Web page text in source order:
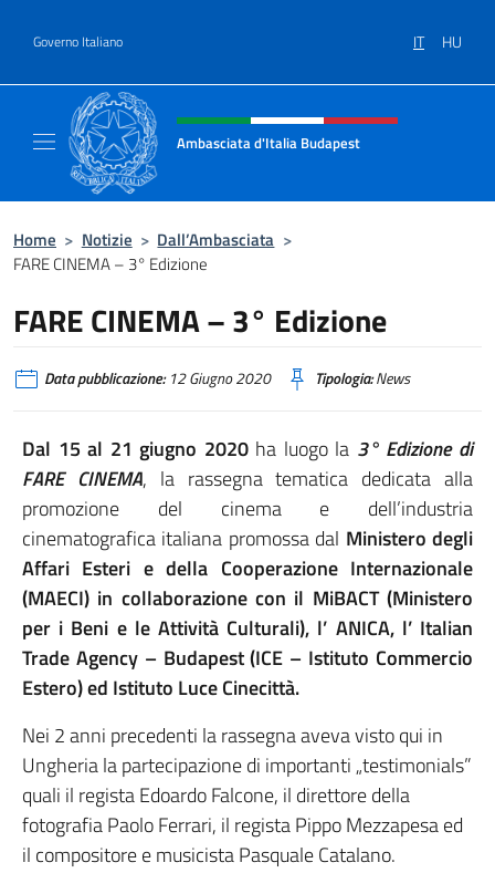
Governo Italiano IT HU
Intestazione sito, social e menù
Ambasciata d'Italia Budapest
Home > Notizie > Dall’Ambasciata >
FARE CINEMA – 3° Edizione
FARE CINEMA – 3° Edizione
Data pubblicazione:12 Giugno 2020 Tipologia:News
Dal 15 al 21 giugno 2020ha luogo la 3° Edizione di
FARE CINEMA, la rassegna tematica dedicata alla
promozione del cinema e dell’industria
cinematografica italiana promossa dal Ministero degli
Affari Esteri e della Cooperazione Internazionale
(MAECI) in collaborazione con il MiBACT (Ministero
per i Beni e le Attività Culturali), l’ ANICA, l’ Italian
Trade Agency – Budapest (ICE – Istituto Commercio
Estero) ed Istituto Luce Cinecittà.
Nei 2 anni precedenti la rassegna aveva visto qui in
Ungheria la partecipazione di importanti „testimonials”
quali il regista Edoardo Falcone, il direttore della
fotografia Paolo Ferrari, il regista Pippo Mezzapesa ed
il compositore e musicista Pasquale Catalano.